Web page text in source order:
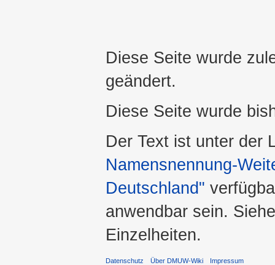
Diese Seite wurde
geändert.
Diese Seite wurde
Der Text ist unter der
Namensnennung-
Deutschland"
anwendbar sein.
Einzelheiten.
Datenschutz Über DMUW-Wiki Impressum